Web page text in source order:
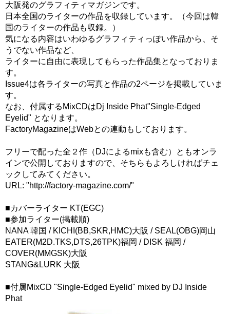
大阪発のグラフィティマガジンです。
日本全国のライターの作品を収録しています。（今回は韓
国のライターの作品も収録。）
気になる内容はいわゆるグラフィティっぽい作品から、そ
うでない作品など、
ライターに自由に表現してもらった作品集となっておりま
す。
Issue4は各ライターの写真と作品の2ページを掲載していま
す。
なお、付属するMixCDはDj Inside Phat"Single-Edged
Eyelid" となります。
FactoryMagazineはWebとの連動もしております。
フリーで配った全２作（DJによるmixも含む）ともオンラ
インで公開しておりますので、そちらもよろしければチェ
ックしてみてください。
URL: "http://factory-magazine.com/"
■カバーライター KT(EGC)
■参加ライター(掲載順)
NANA 韓国 / KICHI(BB,SKR,HMC)大阪 / SEAL(OBG)岡山
EATER(M2D.TKS,DTS,26TPK)福岡 / DISK 福岡 /
COVER(MMGSK)大阪
STANG&LURK 大阪
■付属MixCD "Single-Edged Eyelid" mixed by DJ Inside
Phat